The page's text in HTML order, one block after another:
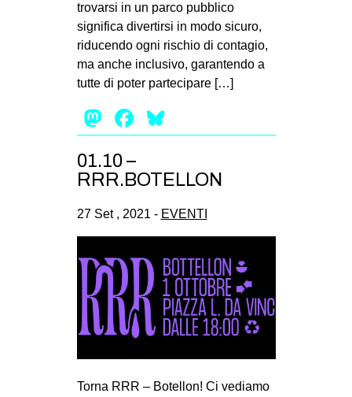
MOVIMENTI
AMBIENTE
ANTIFASCISMO
PRECARIATO
REPRESSIONE
STUDENTI
CULTURE
ARTE
CINEMA
trovarsi in un parco pubblico
significa divertirsi in modo sicuro,
riducendo ogni rischio di contagio,
ma anche inclusivo, garantendo a
tutte di poter partecipare […]
Mastodon
Facebook
01.10 –
RRR.BOTELLON
27 Set , 2021 - EVENTI
Torna RRR – Botellon! Ci vediamo